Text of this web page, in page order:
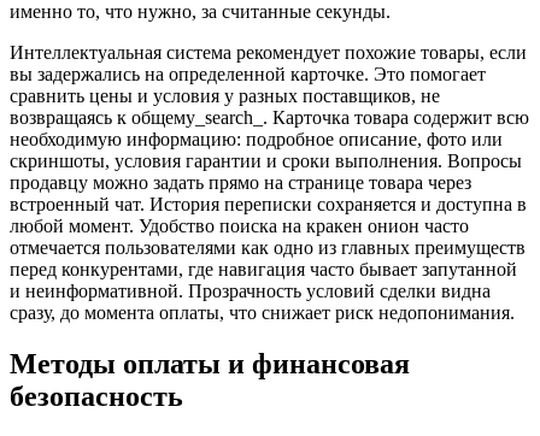
именно то, что нужно, за считанные секунды.
Интеллектуальная система рекомендует похожие товары, если
вы задержались на определенной карточке. Это помогает
сравнить цены и условия у разных поставщиков, не
возвращаясь к общему_search_. Карточка товара содержит всю
необходимую информацию: подробное описание, фото или
скриншоты, условия гарантии и сроки выполнения. Вопросы
продавцу можно задать прямо на странице товара через
встроенный чат. История переписки сохраняется и доступна в
любой момент. Удобство поиска на кракен онион часто
отмечается пользователями как одно из главных преимуществ
перед конкурентами, где навигация часто бывает запутанной
и неинформативной. Прозрачность условий сделки видна
сразу, до момента оплаты, что снижает риск недопонимания.
Методы оплаты и финансовая
безопасность